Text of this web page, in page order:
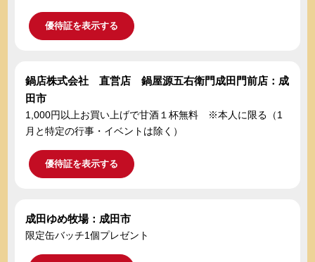
優待証を表示する
鍋店株式会社 直営店 鍋屋源五右衛門成田門前店：成
田市
1,000円以上お買い上げで甘酒１杯無料 ※本人に限る（1
月と特定の行事・イベントは除く）
優待証を表示する
成田ゆめ牧場：成田市
限定缶バッチ1個プレゼント